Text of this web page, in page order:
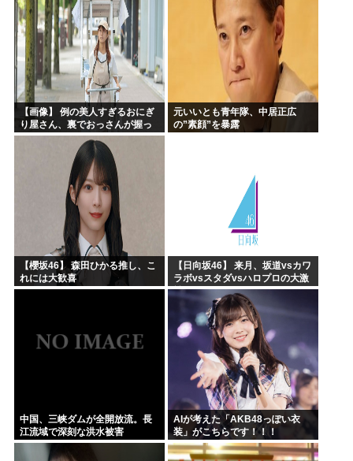
【画像】 例の美人すぎるおにぎ
り屋さん、裏でおっさんが握っ
ていたｗｗｗｗｗｗｗｗｗｗｗ
元いいとも青年隊、中居正広
の”素顔”を暴露
【櫻坂46】 森田ひかる推し、こ
れには大歓喜
【日向坂46】 来月、坂道vsカワ
ラボvsスタダvsハロプロの大激
戦
中国、三峡ダムが全開放流。長
江流域で深刻な洪水被害
AIが考えた「AKB48っぽい衣
装」がこちらです！！！